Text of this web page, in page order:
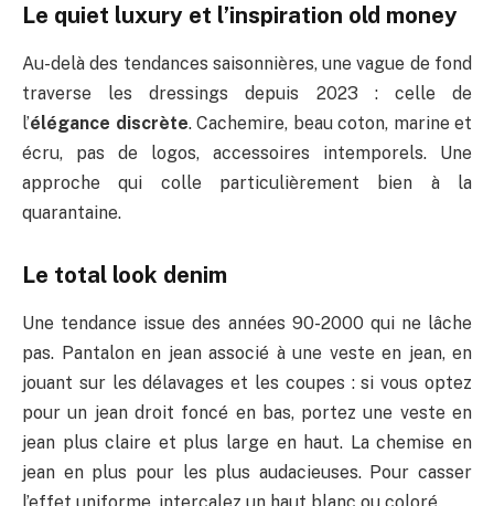
Le quiet luxury et l’inspiration old money
Au-delà des tendances saisonnières, une vague de fond
traverse les dressings depuis 2023 : celle de
l’élégance discrète. Cachemire, beau coton, marine et
écru, pas de logos, accessoires intemporels. Une
approche qui colle particulièrement bien à la
quarantaine.
Le total look denim
Une tendance issue des années 90-2000 qui ne lâche
pas. Pantalon en jean associé à une veste en jean, en
jouant sur les délavages et les coupes : si vous optez
pour un jean droit foncé en bas, portez une veste en
jean plus claire et plus large en haut. La chemise en
jean en plus pour les plus audacieuses. Pour casser